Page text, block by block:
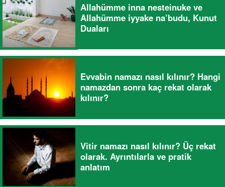
Allahümme inna nesteinuke ve
Allahümme iyyake na’budu, Kunut
Duaları
Evvabin namazı nasıl kılınır? Hangi
namazdan sonra kaç rekat olarak
kılınır?
Vitir namazı nasıl kılınır? Üç rekat
olarak. Ayrıntılarla ve pratik
anlatım